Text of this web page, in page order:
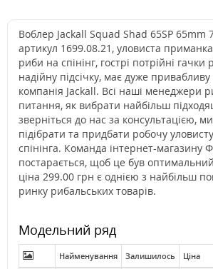
Воблер Jackall Squad Shad 65SP 65mm
артикул 1699.08.21, уловиста
риби на спінінг, гострі потрійні гачки
надійну підсічку, має дуже привабливу
компанія Jackall. Всі наші менеджери
питання, як вибрати найбільш
зверніться до нас за консультацією,
підібрати та придбати робочу
спінінга. Команда інтернет-магазину
постарається, щоб це був
ціна 299.00 грн є однією з найбільш
ринку рибальських товарів.
Модельний ряд
Найменування Залишилось Ціна